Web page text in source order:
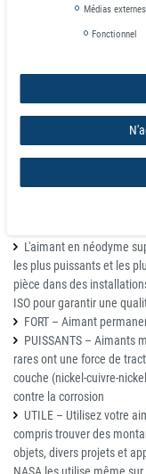
Force env. 50 kg
Tous les aimants
correctement, ils peuvent
Pas pour les enfants,
En cas de dommage,
toujours magnétisés et
L'aimant en néodyme
les plus puissants et les
pièce dans des
ISO pour garantir une
FORT – Aimant
PUISSANTS – Aimants
rares ont une force de
couche (nickel-cuivre-
contre la corrosion
UTILE – Utilisez votre
compris trouver des
objets, divers projets et
Médias externes
Fonctionnel